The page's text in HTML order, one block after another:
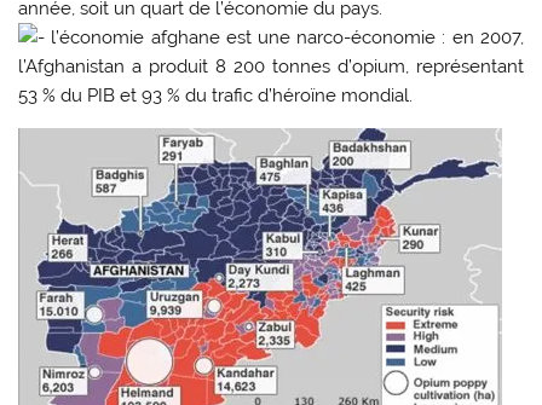
année, soit un quart de l’économie du pays.
l’économie afghane est une narco-économie : en 2007,
l’Afghanistan a produit 8 200 tonnes d’opium, représentant
53 % du PIB et 93 % du trafic d’héroïne mondial.